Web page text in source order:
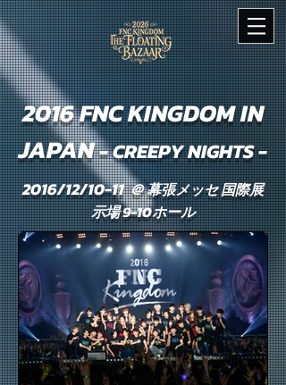
2016 FNC KINGDOM IN
JAPAN- CREEPY NIGHTS -
2016/12/10-11＠ 幕張メッセ 国際展
示場 9-10ホール